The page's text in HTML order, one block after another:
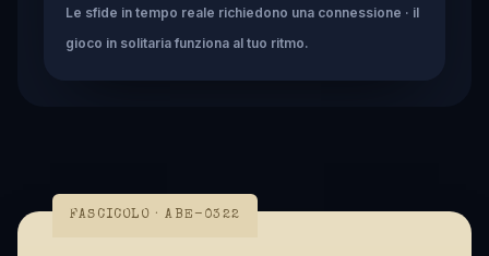
Le sfide in tempo reale richiedono una connessione · il
gioco in solitaria funziona al tuo ritmo.
FASCICOLO · ABE-0322